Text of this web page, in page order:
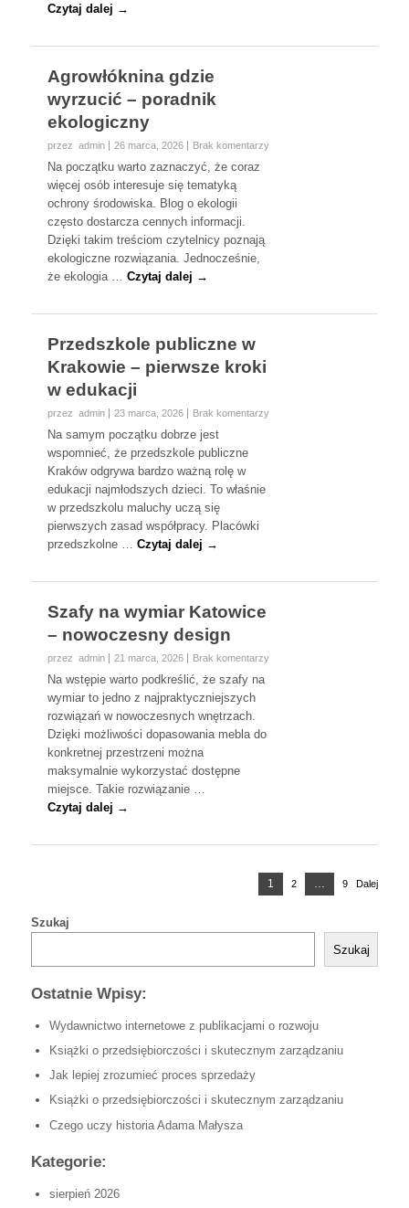
Czytaj dalej →
Agrowłóknina gdzie
wyrzucić – poradnik
ekologiczny
przez admin 26 marca, 2026 Brak komentarzy
Na początku warto zaznaczyć, że coraz
więcej osób interesuje się tematyką
ochrony środowiska. Blog o ekologii
często dostarcza cennych informacji.
Dzięki takim treściom czytelnicy poznają
ekologiczne rozwiązania. Jednocześnie,
że ekologia …Czytaj dalej →
Przedszkole publiczne w
Krakowie – pierwsze kroki
w edukacji
przez admin 23 marca, 2026 Brak komentarzy
Na samym początku dobrze jest
wspomnieć, że przedszkole publiczne
Kraków odgrywa bardzo ważną rolę w
edukacji najmłodszych dzieci. To właśnie
w przedszkolu maluchy uczą się
pierwszych zasad współpracy. Placówki
przedszkolne …Czytaj dalej →
Szafy na wymiar Katowice
– nowoczesny design
przez admin 21 marca, 2026 Brak komentarzy
Na wstępie warto podkreślić, że szafy na
wymiar to jedno z najpraktyczniejszych
rozwiązań w nowoczesnych wnętrzach.
Dzięki możliwości dopasowania mebla do
konkretnej przestrzeni można
maksymalnie wykorzystać dostępne
miejsce. Takie rozwiązanie …
Czytaj dalej →
wpisach
Strona
1 Strona
2 … Strona
9 Dalej
Szukaj
Szukaj
Ostatnie Wpisy:
Wydawnictwo internetowe z publikacjami o rozwoju
Książki o przedsiębiorczości i skutecznym zarządzaniu
Jak lepiej zrozumieć proces sprzedaży
Książki o przedsiębiorczości i skutecznym zarządzaniu
Czego uczy historia Adama Małysza
Kategorie:
sierpień 2026